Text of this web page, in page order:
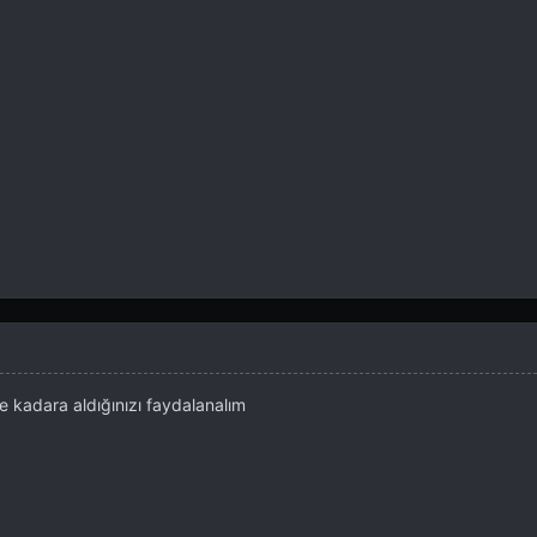
aldığınızı faydalanalım